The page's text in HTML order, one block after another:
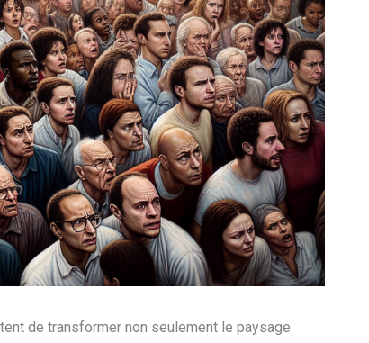
de transformer non seulement le paysage